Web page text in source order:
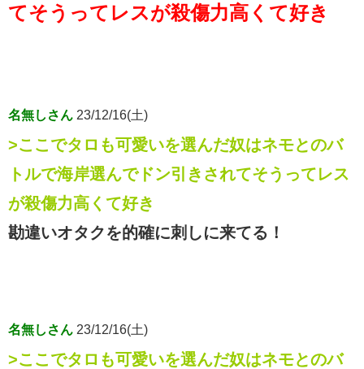
てそうってレスが殺傷力高くて好き
名無しさん 23/12/16(土)
>ここでタロも可愛いを選んだ奴はネモとのバ
トルで海岸選んでドン引きされてそうってレス
が殺傷力高くて好き
勘違いオタクを的確に刺しに来てる！
名無しさん 23/12/16(土)
>ここでタロも可愛いを選んだ奴はネモとのバ